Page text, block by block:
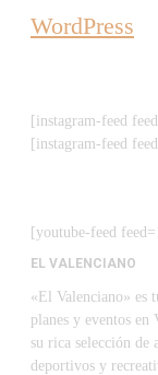
WordPress
[instagram-feed
[instagram-feed
[youtube-feed
EL VALENCIANO
«El Valenciano» es
planes y eventos en
su rica selección de
deportivos y